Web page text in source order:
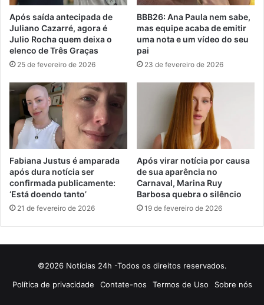
Após saída antecipada de
Juliano Cazarré, agora é
Julio Rocha quem deixa o
elenco de Três Graças
25 de fevereiro de 2026
BBB26: Ana Paula nem sabe,
mas equipe acaba de emitir
uma nota e um vídeo do seu
pai
23 de fevereiro de 2026
Fabiana Justus é amparada
após dura notícia ser
confirmada publicamente:
‘Está doendo tanto’
21 de fevereiro de 2026
Após virar notícia por causa
de sua aparência no
Carnaval, Marina Ruy
Barbosa quebra o silêncio
19 de fevereiro de 2026
©2026 Notícias 24h -Todos os direitos reservados.
Política de privacidade
Contate-nos Termos de Uso Sobre nós